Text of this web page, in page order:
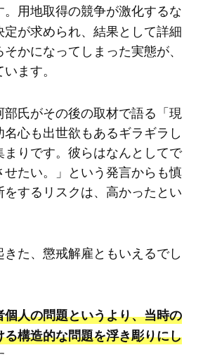
。用地取得の競争が激化するな
が求められ、結果として詳細
かになってしまった実態が、
ます。
部氏がその後の取材で語る「現
心も出世欲もあるギラギラし
りです。彼らはなんとしてで
せたい。」という発言からも慎
するリスクは、高かったとい
た、懲戒解雇ともいえるでし
個人の問題というより、当時の
構造的な問題を浮き彫りにし